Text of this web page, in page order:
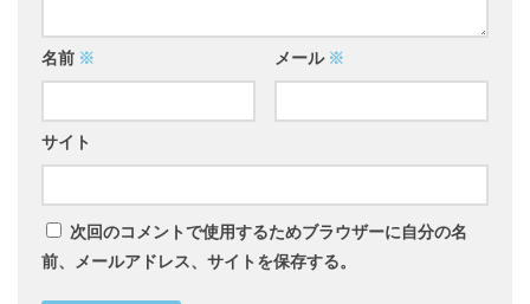
名前 ※ メール ※
サイト
次回のコメントで使用するためブラウザーに自分の名
前、メールアドレス、サイトを保存する。